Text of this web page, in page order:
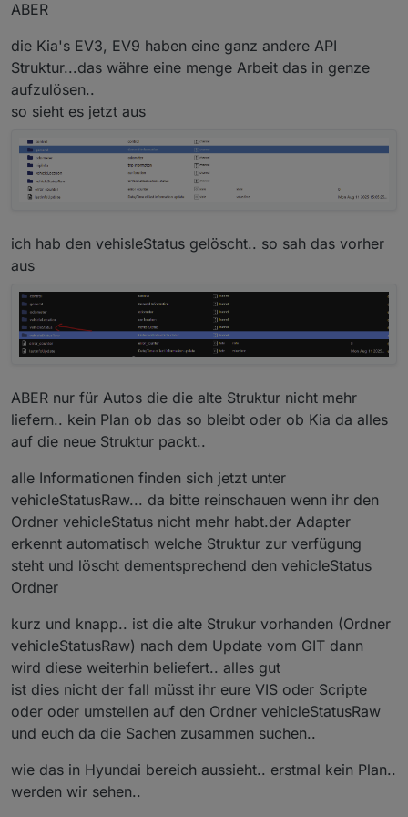
ABER
die Kia's EV3, EV9 haben eine ganz andere API
Struktur...das währe eine menge Arbeit das in genze
aufzulösen..
so sieht es jetzt aus
ich hab den vehisleStatus gelöscht.. so sah das vorher
aus
ABER nur für Autos die die alte Struktur nicht mehr
liefern.. kein Plan ob das so bleibt oder ob Kia da alles
auf die neue Struktur packt..
alle Informationen finden sich jetzt unter
vehicleStatusRaw... da bitte reinschauen wenn ihr den
Ordner vehicleStatus nicht mehr habt.der Adapter
erkennt automatisch welche Struktur zur verfügung
steht und löscht dementsprechend den vehicleStatus
Ordner
kurz und knapp.. ist die alte Strukur vorhanden (Ordner
vehicleStatusRaw) nach dem Update vom GIT dann
wird diese weiterhin beliefert.. alles gut
ist dies nicht der fall müsst ihr eure VIS oder Scripte
oder oder umstellen auf den Ordner vehicleStatusRaw
und euch da die Sachen zusammen suchen..
wie das in Hyundai bereich aussieht.. erstmal kein Plan..
werden wir sehen..